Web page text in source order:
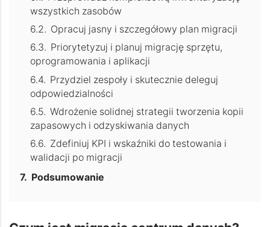
wszystkich zasobów
Opracuj jasny i szczegółowy plan migracji
Priorytetyzuj i planuj migrację sprzętu,
oprogramowania i aplikacji
Przydziel zespoły i skutecznie deleguj
odpowiedzialności
Wdrożenie solidnej strategii tworzenia kopii
zapasowych i odzyskiwania danych
Zdefiniuj KPI i wskaźniki do testowania i
walidacji po migracji
Podsumowanie